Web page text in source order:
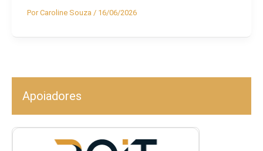
PorCaroline Souza / 16/06/2026
Apoiadores